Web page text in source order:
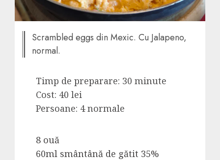
Scrambled eggs din Mexic. Cu Jalapeno,
normal.
Timp de preparare: 30 minute
Cost: 40 lei
Persoane: 4 normale
8 ouă
60ml smântână de gătit 35%